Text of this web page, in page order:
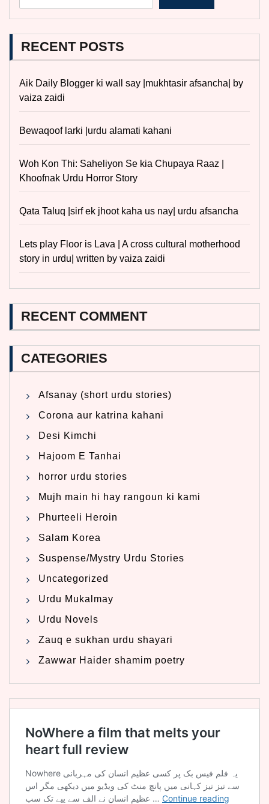
RECENT POSTS
Aik Daily Blogger ki wall say |mukhtasir afsancha| by
vaiza zaidi
Bewaqoof larki |urdu alamati kahani
Woh Kon Thi: Saheliyon Se kia Chupaya Raaz |
Khoofnak Urdu Horror Story
Qata Taluq |sirf ek jhoot kaha us nay| urdu afsancha
Lets play Floor is Lava | A cross cultural motherhood
story in urdu| written by vaiza zaidi
RECENT COMMENT
CATEGORIES
Afsanay (short urdu stories)
Corona aur katrina kahani
Desi Kimchi
Hajoom E Tanhai
horror urdu stories
Mujh main hi hay rangoun ki kami
Phurteeli Heroin
Salam Korea
Suspense/Mystry Urdu Stories
Uncategorized
Urdu Mukalmay
Urdu Novels
Zauq e sukhan urdu shayari
Zawwar Haider shamim poetry